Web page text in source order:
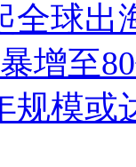
全球出
增至
规模或